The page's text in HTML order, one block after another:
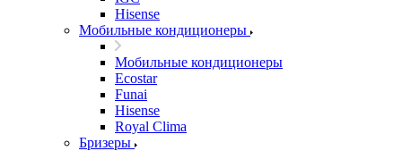
Hisense
Мобильные кондиционеры
Мобильные кондиционеры
Ecostar
Funai
Hisense
Royal Clima
Бризеры